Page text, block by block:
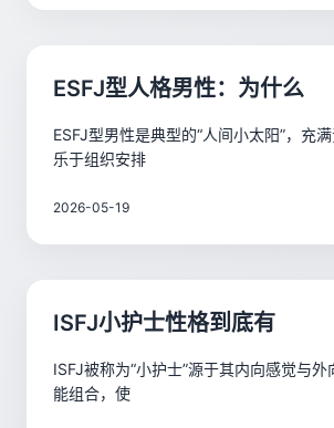
ESFJ型人格男性：为什么
ESFJ型男性是典型的“人间小太阳”，充满
乐于组织安排
2026-05-19
ISFJ小护士性格到底有
ISFJ被称为“小护士”源于其内向感觉与
能组合，使